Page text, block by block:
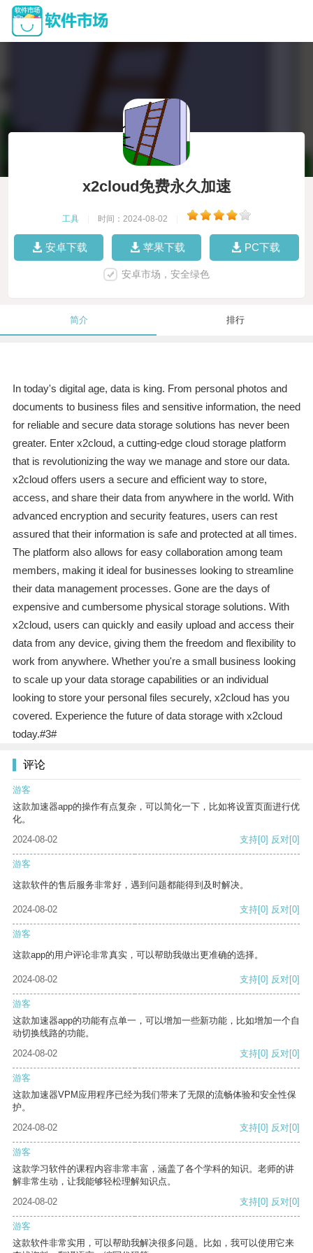
x2cloud免费永久加速
工具 时间：2024-08-02
安卓下载 苹果下载 PC下载
安卓市场，安全绿色
简介 排行
In today's digital age, data is king. From personal photos and
documents to business files and sensitive information, the need
for reliable and secure data storage solutions has never been
greater. Enter x2cloud, a cutting-edge cloud storage platform
that is revolutionizing the way we manage and store our data.
x2cloud offers users a secure and efficient way to store,
access, and share their data from anywhere in the world. With
advanced encryption and security features, users can rest
assured that their information is safe and protected at all times.
The platform also allows for easy collaboration among team
members, making it ideal for businesses looking to streamline
their data management processes. Gone are the days of
expensive and cumbersome physical storage solutions. With
x2cloud, users can quickly and easily upload and access their
data from any device, giving them the freedom and flexibility to
work from anywhere. Whether you're a small business looking
to scale up your data storage capabilities or an individual
looking to store your personal files securely, x2cloud has you
covered. Experience the future of data storage with x2cloud
today.#3#
评论
游客
这款加速器app的操作有点复杂，可以简化一下，比如将设置页面进行优
化。
2024-08-02
支持[0] 反对[0]
游客
这款软件的售后服务非常好，遇到问题都能得到及时解决。
2024-08-02 支持[0] 反对[0]
游客
这款app的用户评论非常真实，可以帮助我做出更准确的选择。
2024-08-02 支持[0] 反对[0]
游客
这款加速器app的功能有点单一，可以增加一些新功能，比如增加一个自
动切换线路的功能。
2024-08-02
支持[0] 反对[0]
游客
这款加速器VPM应用程序已经为我们带来了无限的流畅体验和安全性保
护。
2024-08-02
支持[0] 反对[0]
游客
这款学习软件的课程内容非常丰富，涵盖了各个学科的知识。老师的讲
解非常生动，让我能够轻松理解知识点。
2024-08-02
支持[0] 反对[0]
游客
这款软件非常实用，可以帮助我解决很多问题。比如，我可以使用它来